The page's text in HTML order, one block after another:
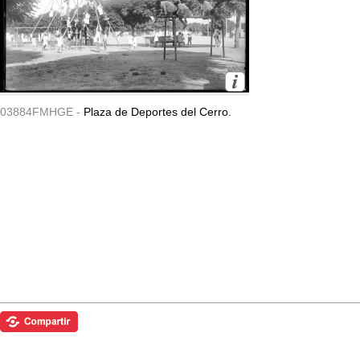
03884FMHGE - Plaza de Deportes del Cerro.